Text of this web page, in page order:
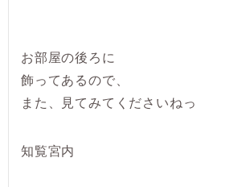
お部屋の後ろに
飾ってあるので、
また、見てみてくださいねっ
知覧宮内